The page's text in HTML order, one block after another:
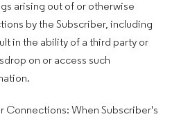
arising out of or otherwise
by the Subscriber, including
in the ability of a third party or
on or access such
Connections: When Subscriber's